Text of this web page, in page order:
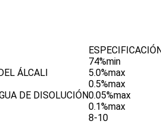
74%min
ÁLCALI
5.0%max
0.5%max
DE DISOLUCIÓN0.05%max
0.1%max
8-10